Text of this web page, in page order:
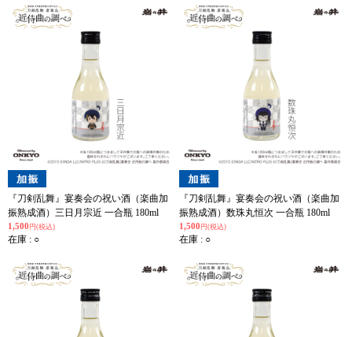
『刀剣乱舞』宴奏会の祝い酒（楽曲加
振熟成酒）三日月宗近 一合瓶 180ml
1,500 円(税込)
在庫 : ○
『刀剣乱舞』宴奏会の祝い酒（楽曲加
振熟成酒）数珠丸恒次 一合瓶 180ml
1,500 円(税込)
在庫 : ○